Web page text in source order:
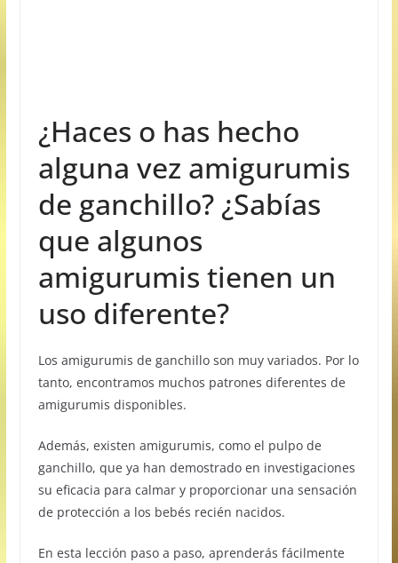
¿Haces o has hecho
alguna vez amigurumis
de ganchillo? ¿Sabías
que algunos
amigurumis tienen un
uso diferente?
Los amigurumis de ganchillo son muy variados. Por lo
tanto, encontramos muchos patrones diferentes de
amigurumis disponibles.
Además, existen amigurumis, como el pulpo de
ganchillo, que ya han demostrado en investigaciones
su eficacia para calmar y proporcionar una sensación
de protección a los bebés recién nacidos.
En esta lección paso a paso, aprenderás fácilmente